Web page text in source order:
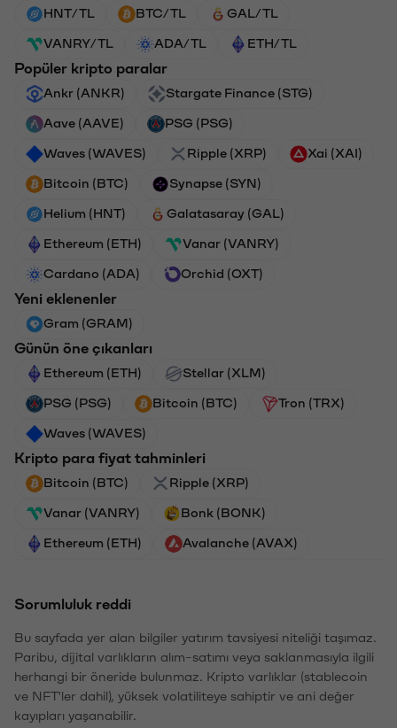
HNT/TL BTC/TL GAL/TL
VANRY/TL ADA/TL ETH/TL
Popüler kripto paralar
Ankr (ANKR) Stargate Finance (STG)
Aave (AAVE) PSG (PSG)
Waves (WAVES) Ripple (XRP) Xai (XAI)
Bitcoin (BTC) Synapse (SYN)
Helium (HNT) Galatasaray (GAL)
Ethereum (ETH) Vanar (VANRY)
Cardano (ADA) Orchid (OXT)
Yeni eklenenler
Gram (GRAM)
Günün öne çıkanları
Ethereum (ETH) Stellar (XLM)
PSG (PSG) Bitcoin (BTC) Tron (TRX)
Waves (WAVES)
Kripto para fiyat tahminleri
Bitcoin (BTC) Ripple (XRP)
Vanar (VANRY) Bonk (BONK)
Ethereum (ETH) Avalanche (AVAX)
Sorumluluk reddi
Bu sayfada yer alan bilgiler yatırım tavsiyesi niteliği taşımaz.
Paribu, dijital varlıkların alım-satımı veya saklanmasıyla ilgili
herhangi bir öneride bulunmaz. Kripto varlıklar (stablecoin
ve NFT'ler dahil), yüksek volatiliteye sahiptir ve ani değer
kayıpları yaşanabilir.